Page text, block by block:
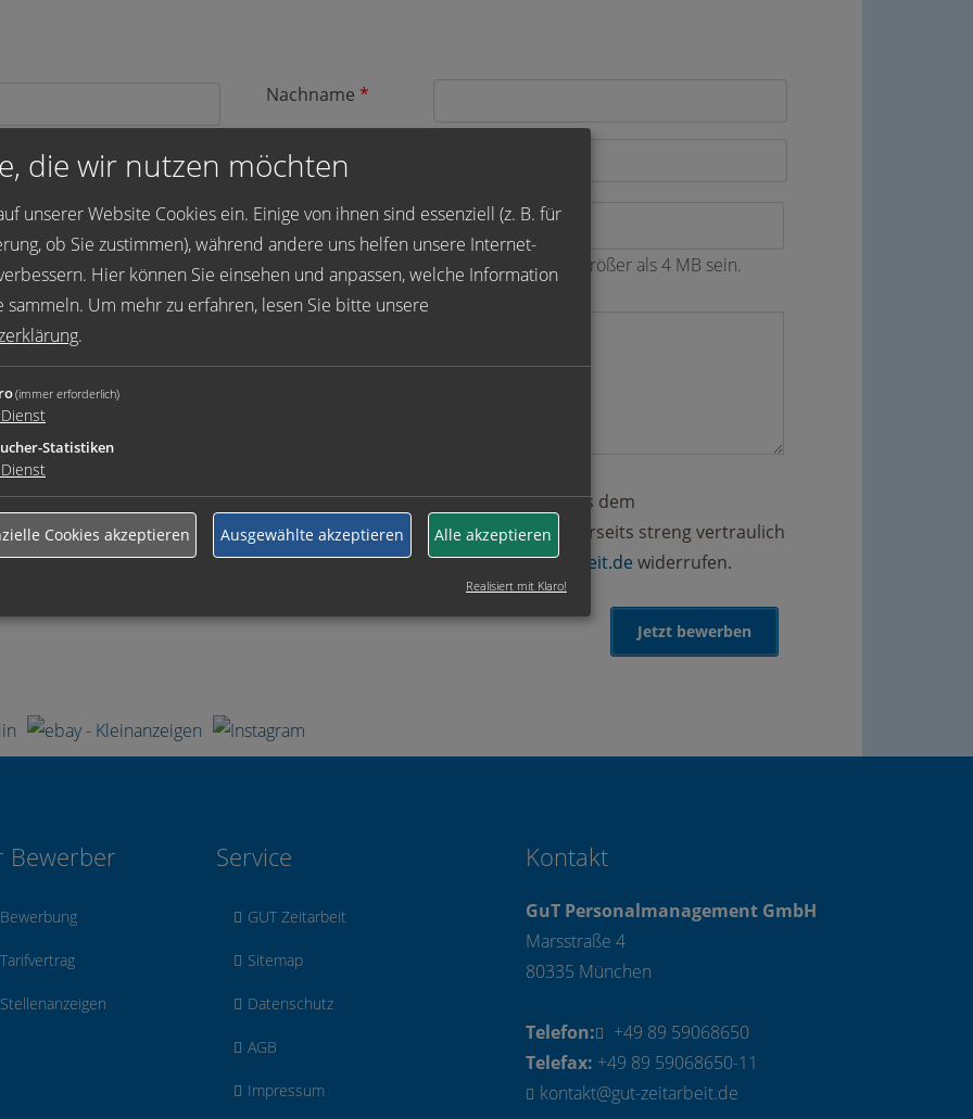
Nachname *
E-Mail
vom Typ doc, docx, pdf, txt. Idealerweise sollten einzelne Dateien nicht größer als 4 MB sein.
gelesen und stimme der Weiterverarbeitung meiner Angaben aus dem
meiner Bewerbung zu. Selbstverständlich werden Ihre Daten unsererseits streng vertraulich
jederzeit für die Zukunft per E-Mail an
kontakt@gut-zeitarbeit.de widerrufen.
Bewerber
Bewerbung
Tarifvertrag
Stellenanzeigen
Service
GUT Zeitarbeit
Sitemap
Datenschutz
AGB
Impressum
Kontakt
GuT Personalmanagement GmbH
Marsstraße 4
80335 München
Telefon:
+49 89 59068650
Telefax: +49 89 59068650-11
kontakt@gut-zeitarbeit.de
die wir nutzen möchten
unserer Website Cookies ein. Einige von ihnen sind essenziell (z. B. für
ob Sie zustimmen), während andere uns helfen unsere Internet-
Hier können Sie einsehen und anpassen, welche Information
sammeln. Um mehr zu erfahren, lesen Sie bitte unsere
.
(immer erforderlich)
Dienst
Statistiken
Dienst
Cookies akzeptieren Ausgewählte akzeptieren Alle akzeptieren
Realisiert mit Klaro!